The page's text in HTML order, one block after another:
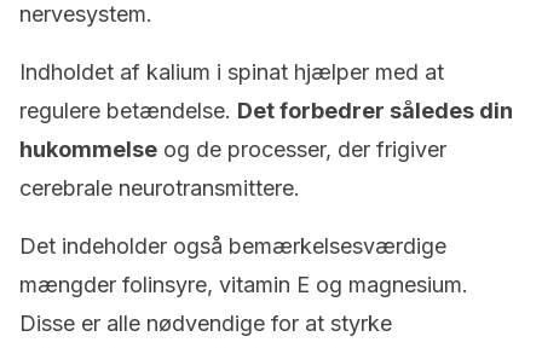
nervesystem.
Indholdet af kalium i spinat hjælper med at
regulere betændelse. Det forbedrer således din
hukommelse og de processer, der frigiver
cerebrale neurotransmittere.
Det indeholder også bemærkelsesværdige
mængder folinsyre, vitamin E og magnesium.
Disse er alle nødvendige for at styrke